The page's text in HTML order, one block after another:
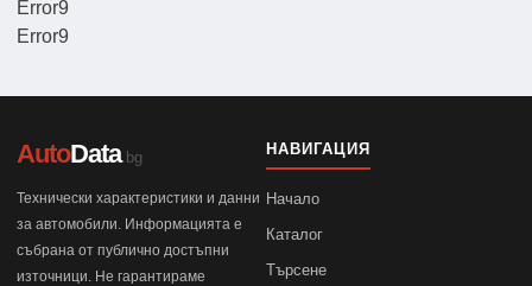
Error9
Error9
AutoData.bg
Технически характеристики и данни
за автомобили. Информацията е
събрана от публично достъпни
източници. Не гарантираме
НАВИГАЦИЯ
Начало
Каталог
Търсене